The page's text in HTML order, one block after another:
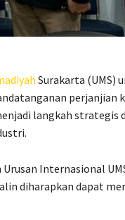
Surakarta (UMS)
perjanjian
langkah strategis
Internasional
diharapkan dapat